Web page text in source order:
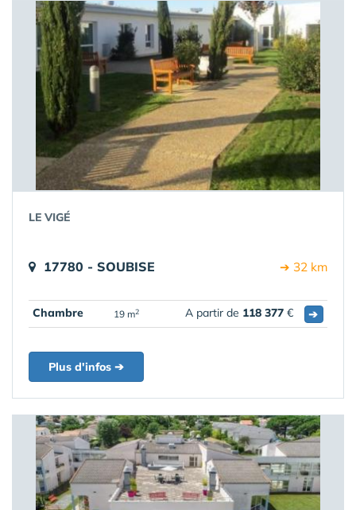
LE VIGÉ
17780 - SOUBISE ➔ 32 km
Chambre 19 m2 A partir de 118 377 € ➔
Plus d'infos ➔